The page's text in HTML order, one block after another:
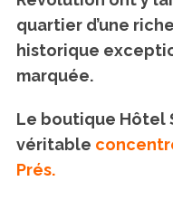
quartier d’une
historique
marquée.
Le boutique Hôtel
véritable
Prés.